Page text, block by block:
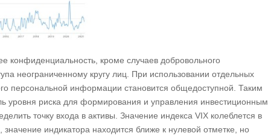
конфиденциальность, кроме случаев добровольного
неограниченному кругу лиц. При использовании отдельных
персональной информации становится общедоступной. Таким
уровня риска для формирования и управления инвестиционным
точку входа в активы. Значение индекса VIX колеблется в
индикатора находится ближе к нулевой отметке, но